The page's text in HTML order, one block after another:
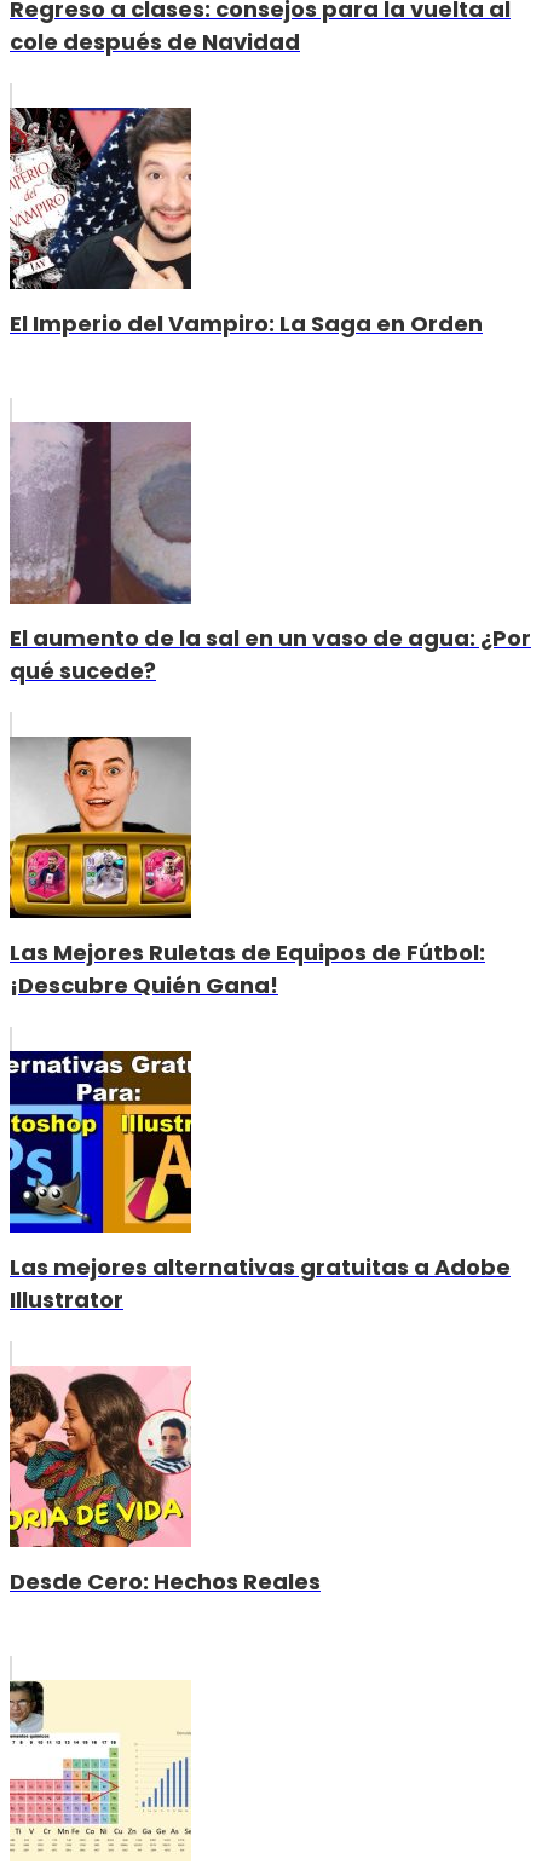
Regreso a clases: consejos para la vuelta al
cole después de Navidad
El Imperio del Vampiro: La Saga en Orden
El aumento de la sal en un vaso de agua: ¿Por
qué sucede?
Las Mejores Ruletas de Equipos de Fútbol:
¡Descubre Quién Gana!
Las mejores alternativas gratuitas a Adobe
Illustrator
Desde Cero: Hechos Reales